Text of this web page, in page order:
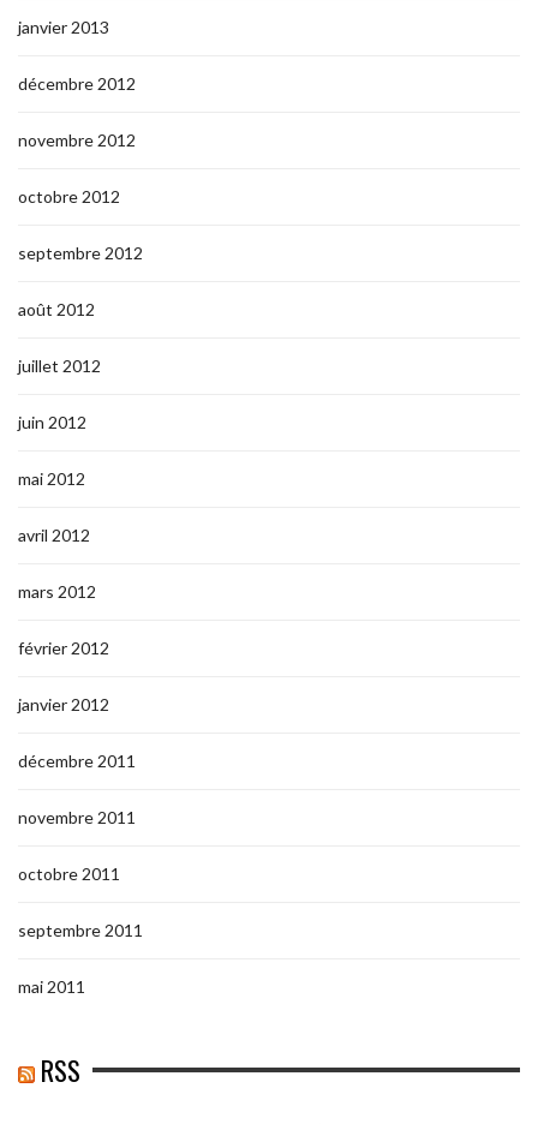
janvier 2013
décembre 2012
novembre 2012
octobre 2012
septembre 2012
août 2012
juillet 2012
juin 2012
mai 2012
avril 2012
mars 2012
février 2012
janvier 2012
décembre 2011
novembre 2011
octobre 2011
septembre 2011
mai 2011
RSS